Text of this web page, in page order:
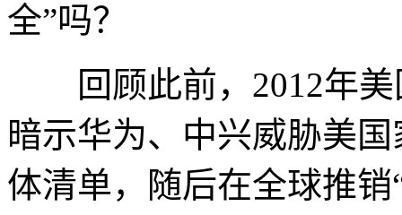
全”吗？
回顾此前，2012年美
暗示华为、中兴威胁美
体清单，随后在全球推